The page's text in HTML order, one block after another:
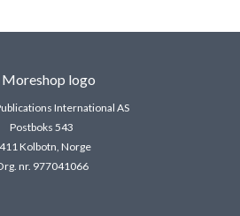
International AS
Postboks 543
Kolbotn, Norge
nr. 977041066